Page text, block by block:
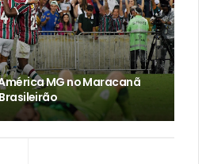
MG no Maracanã